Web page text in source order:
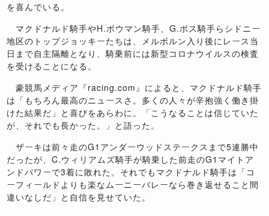
を喜んでいる。
マクドナルド騎手やH.ボウマン騎手、G.ボス騎手らシドニー
地区のトップジョッキーたちは、メルボルン入り後にレース当
日まで自主隔離となり、騎乗前には新型コロナウイルスの検査
を受けることになる。
豪競馬メディア『racing.com』によると、マクドナルド騎手
は「もちろん最高のニュースさ。多くの人々が辛抱強く働き掛
けた結果だ」と喜びをあらわに。「こうなることは信じていた
が、それでも長かった。」と語った。
ザーキは前々走のG1アンダーウッドステークスまで5連勝中
だったが、C.ウィリアムズ騎手が騎乗した前走のG1マイトア
ンドパワーで3着に敗れた。それでもマクドナルド騎手は「コ
ーフィールドよりも楽なムーニーバレーなら巻き返せること間
違いなしだ」と自信を見せていた。